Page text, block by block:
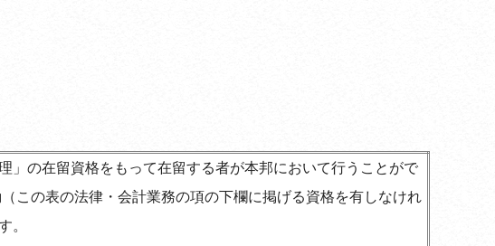
」の在留資格をもって在留する者が本邦において行うことがで
この表の法律・会計業務の項の下欄に掲げる資格を有しなけれ
。